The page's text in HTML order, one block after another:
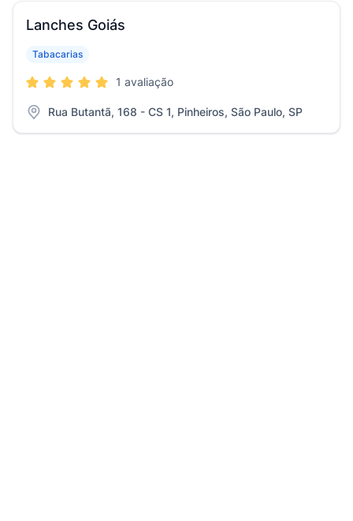
Lanches Goiás
Tabacarias
1 avaliação
Rua Butantã, 168 - CS 1, Pinheiros, São Paulo, SP